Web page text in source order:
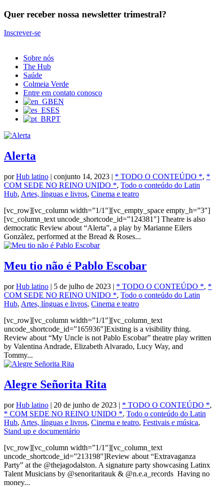
Quer receber nossa newsletter trimestral?
Inscrever-se
Sobre nós
The Hub
Saúde
Colmeia Verde
Entre em contato conosco
EN
ES
PT
Alerta
porHub latino | conjunto 14, 2023 | * TODO O CONTEÚDO *, *
COM SEDE NO REINO UNIDO *, Todo o conteúdo do Latin
Hub, Artes, línguas e livros, Cinema e teatro
[vc_row][vc_column width=”1/1″][vc_empty_space empty_h=”3″]
[vc_column_text uncode_shortcode_id=”124381″] Theatre is also
democratic Review about “Alerta”, a play by Marianne Eilers
Gonzàlez, performed at the Bread & Roses...
Meu tio não é Pablo Escobar
porHub latino | 5 de julho de 2023 | * TODO O CONTEÚDO *, *
COM SEDE NO REINO UNIDO *, Todo o conteúdo do Latin
Hub, Artes, línguas e livros, Cinema e teatro
[vc_row][vc_column width=”1/1″][vc_column_text
uncode_shortcode_id=”165936″]Existing is a visibility thing.
Review about “My Uncle is not Pablo Escobar” theatre play written
by Valentina Andrade, Elizabeth Alvarado, Lucy Way, and
Tommy...
Alegre Señorita Rita
porHub latino | 20 de junho de 2023 | * TODO O CONTEÚDO *,
* COM SEDE NO REINO UNIDO *, Todo o conteúdo do Latin
Hub, Artes, línguas e livros, Cinema e teatro, Festivais e música,
Stand up e documentário
[vc_row][vc_column width=”1/1″][vc_column_text
uncode_shortcode_id=”213198″]Review about “Extravaganza
Party” at the @thejagodalston. A signature party showcasing Latinx
Talent Musicians by @senoritaritauk & @n.e.a_records Having no
money...